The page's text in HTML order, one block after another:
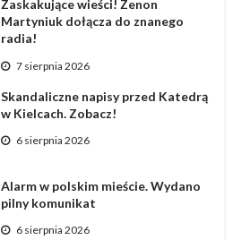
Zaskakujące wieści! Zenon
Martyniuk dołącza do znanego
radia!
7 sierpnia 2026
Skandaliczne napisy przed Katedrą
w Kielcach. Zobacz!
6 sierpnia 2026
Alarm w polskim mieście. Wydano
pilny komunikat
6 sierpnia 2026